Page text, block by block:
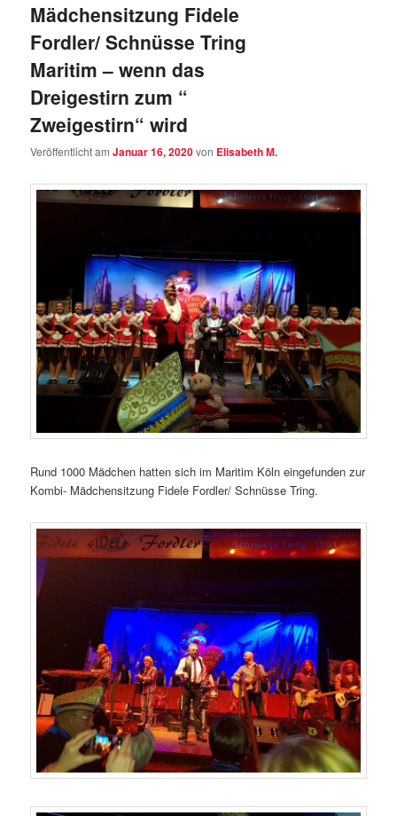
Mädchensitzung Fidele
Fordler/ Schnüsse Tring
Maritim – wenn das
Dreigestirn zum “
Zweigestirn“ wird
Veröffentlicht amJanuar 16, 2020von Elisabeth M.
Rund 1000 Mädchen hatten sich im Maritim Köln eingefunden zur
Kombi- Mädchensitzung Fidele Fordler/ Schnüsse Tring.